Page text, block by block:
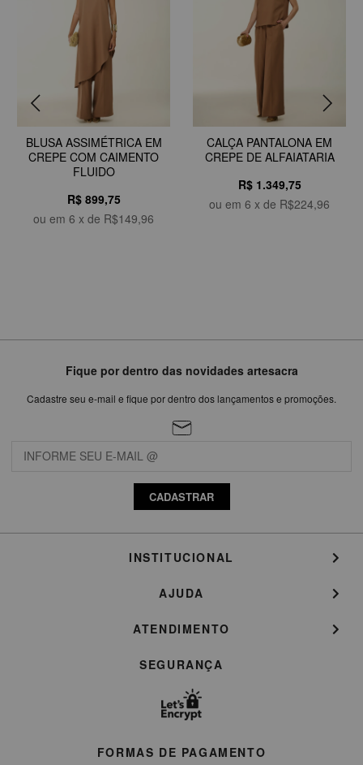
BLUSA ASSIMÉTRICA EM
CREPE COM CAIMENTO
FLUIDO
R$ 899,75
ou em 6 x de R$149,96
CALÇA PANTALONA EM
CREPE DE ALFAIATARIA
R$ 1.349,75
ou em 6 x de R$224,96
Fique por dentro das novidades artesacra
Cadastre seu e-mail e fique por dentro dos lançamentos e promoções.
CADASTRAR
INSTITUCIONAL
AJUDA
ATENDIMENTO
SEGURANÇA
FORMAS DE PAGAMENTO